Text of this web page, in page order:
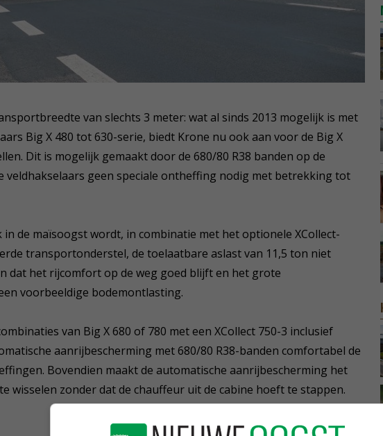
van slechts 3 meter: wat al sinds 2013 mogelijk is met
Big X 480 tot 630-serie, biedt Krone nu ook aan voor de Big X
Dit is mogelijk gemaakt door de 680/80 R38 banden op de
veldhakselaars geen speciale ontheffing nodig met betrekking tot
de maïsoogst wordt, in combinatie met het optionele XCollect-
transportonderstel, de toelaatbare aslast van 11,5 ton niet
dat het rijcomfort op de weg goed blijft en het grote
voorbeeldige bodemontlasting.
van Big X 680 of 780 met een XCollect 750-3 inclusief
aanrijbescherming met 680/80 R38-banden comfortabel de
Bovendien maakt de automatische aanrijbescherming het
wisselen zonder dat de chauffeur uit de cabine hoeft te stappen.